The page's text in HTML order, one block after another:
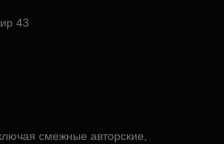
43
смежные авторские,